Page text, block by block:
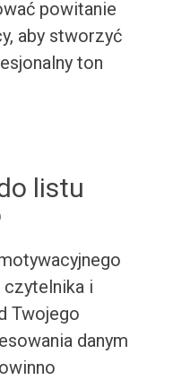
powitanie
aby stworzyć
ton
listu
czytelnika i
Twojego
danym